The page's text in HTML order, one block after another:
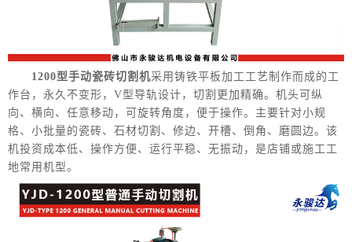
1200型手动瓷砖切割机采用铸铁平板加工工艺制作而成的工
作台，永久不变形，V型导轨设计，切割更加精确。机头可纵
向、横向、任意移动，可旋转角度，便于操作。主要针对小规
格、小批量的瓷砖、石材切割、修边、开槽、倒角、磨圆边。该
机投资成本低、操作方便、运行平稳、无振动，是店铺或施工工
地常用机型。